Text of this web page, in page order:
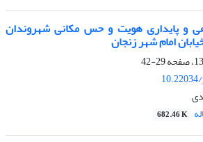
و پایداری هویت و حس مکانی شهروندان
امام شهر زنجان
29-42
682.46 K